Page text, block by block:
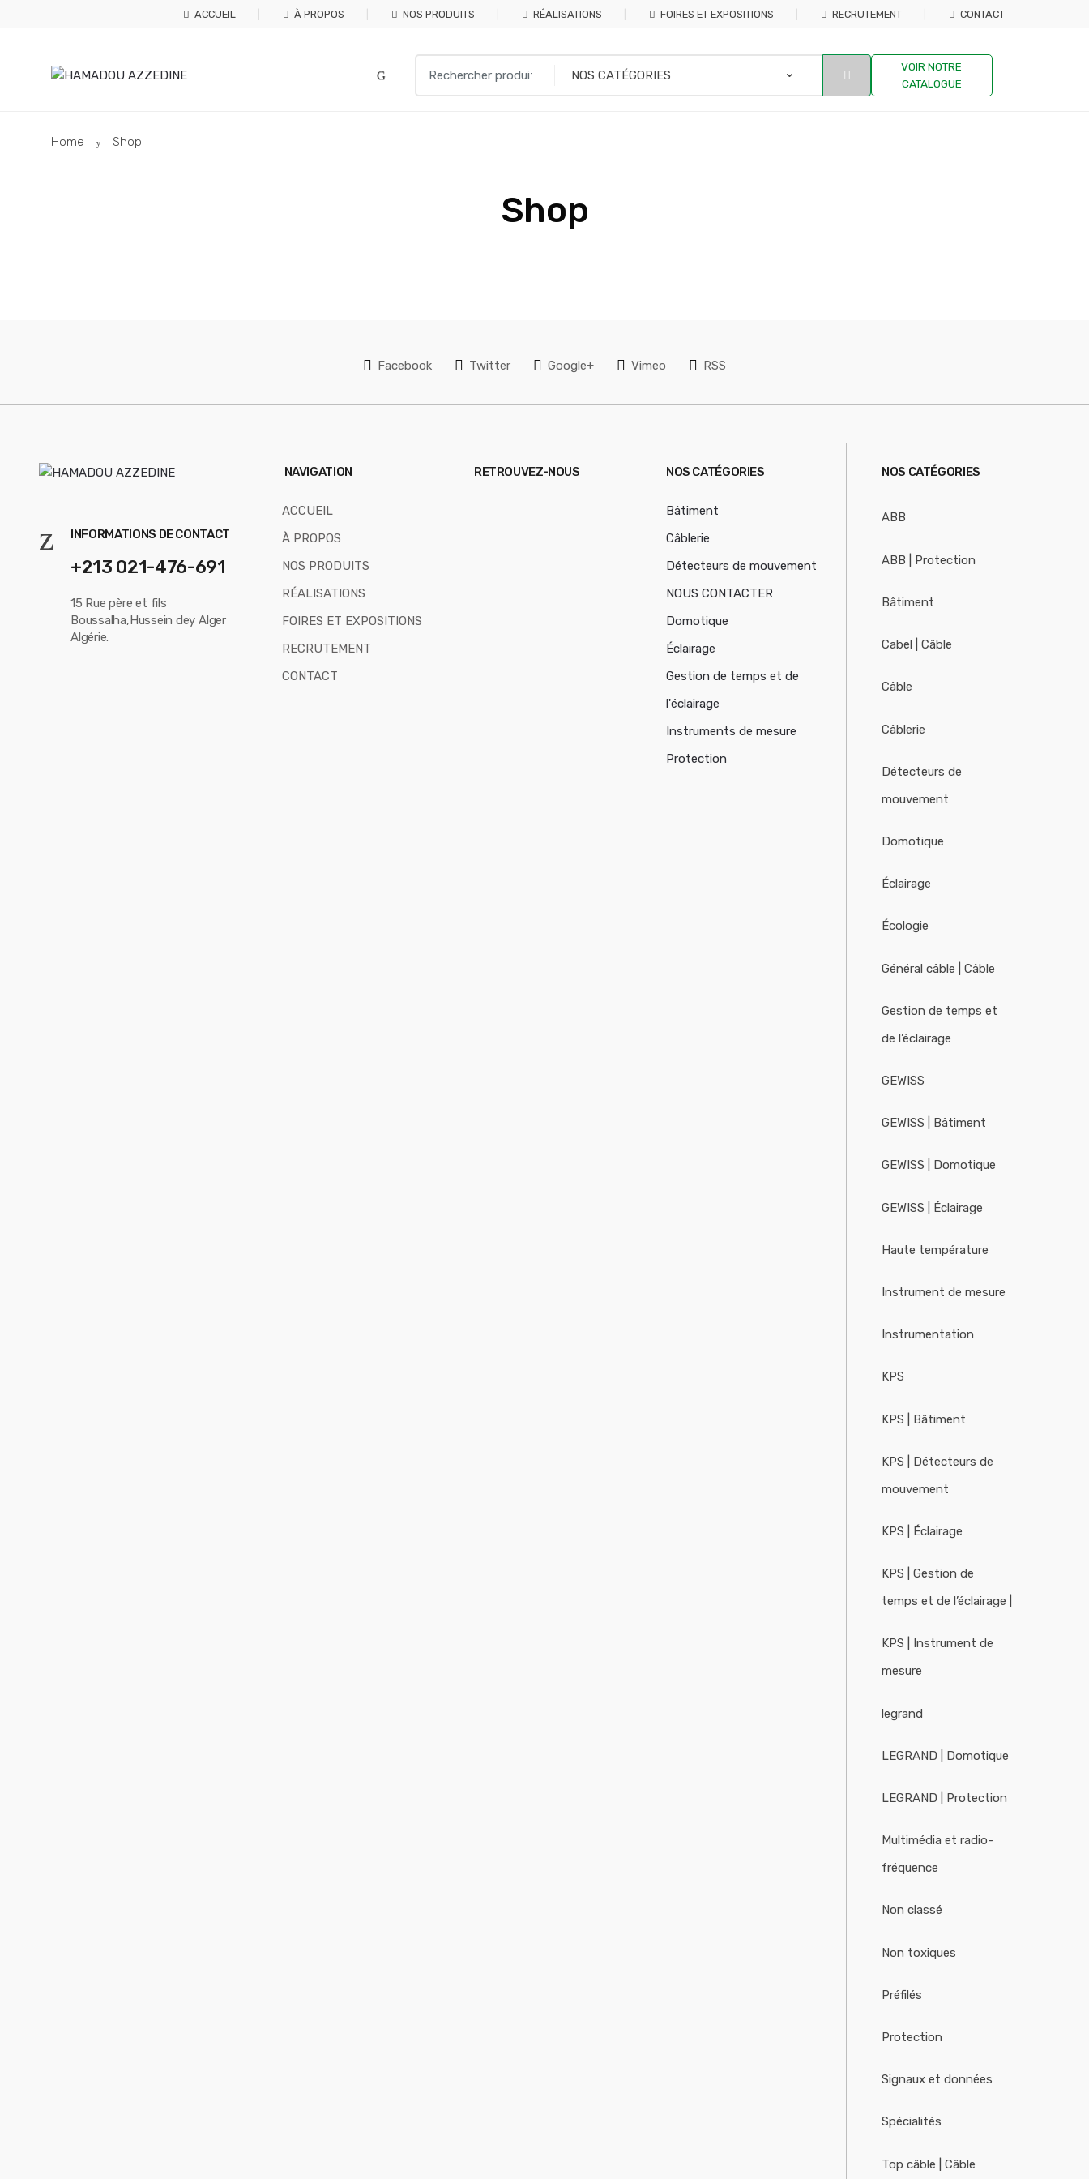
ACCUEIL À PROPOS NOS PRODUITS RÉALISATIONS FOIRES ET EXPOSITIONS RECRUTEMENT CONTACT
for:
VOIR NOTRE
CATALOGUE
Home Shop
Shop
Facebook Twitter Google+ Vimeo RSS
INFORMATIONS DE CONTACT
+213 021-476-691
15 Rue père et fils
Boussalha,Hussein dey Alger
Algérie.
NAVIGATION
ACCUEIL
À PROPOS
NOS PRODUITS
RÉALISATIONS
FOIRES ET EXPOSITIONS
RECRUTEMENT
CONTACT
RETROUVEZ-NOUS NOS CATÉGORIES
Bâtiment
Câblerie
Détecteurs de mouvement
NOUS CONTACTER
Domotique
Éclairage
Gestion de temps et de
l'éclairage
Instruments de mesure
Protection
NOS CATÉGORIES
ABB
ABB | Protection
Bâtiment
Cabel | Câble
Câble
Câblerie
Détecteurs de
mouvement
Domotique
Éclairage
Écologie
Général câble | Câble
Gestion de temps et
de l’éclairage
GEWISS
GEWISS | Bâtiment
GEWISS | Domotique
GEWISS | Éclairage
Haute température
Instrument de mesure
Instrumentation
KPS
KPS | Bâtiment
KPS | Détecteurs de
mouvement
KPS | Éclairage
KPS | Gestion de
temps et de l’éclairage |
KPS | Instrument de
mesure
legrand
LEGRAND | Domotique
LEGRAND | Protection
Multimédia et radio-
fréquence
Non classé
Non toxiques
Préfilés
Protection
Signaux et données
Spécialités
Top câble | Câble